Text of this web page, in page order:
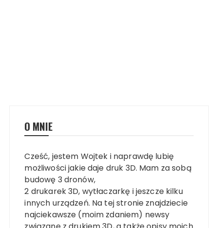
O MNIE
Cześć, jestem Wojtek i naprawdę lubię
możliwości jakie daje druk 3D. Mam za sobą
budowę 3 dronów,
2 drukarek 3D, wytłaczarkę i jeszcze kilku
innych urządzeń. Na tej stronie znajdziecie
najciekawsze (moim zdaniem) newsy